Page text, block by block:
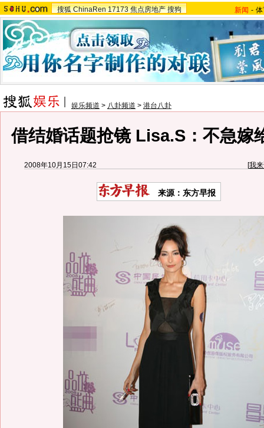
搜狐 ChinaRen 17173 焦点房地产 搜狗 新闻 -
娱乐频道 > 八卦频道 > 港台八卦
借结婚话题抢镜 Lisa.S：不急嫁
2008年10月15日07:42 [我
来源：东方早报